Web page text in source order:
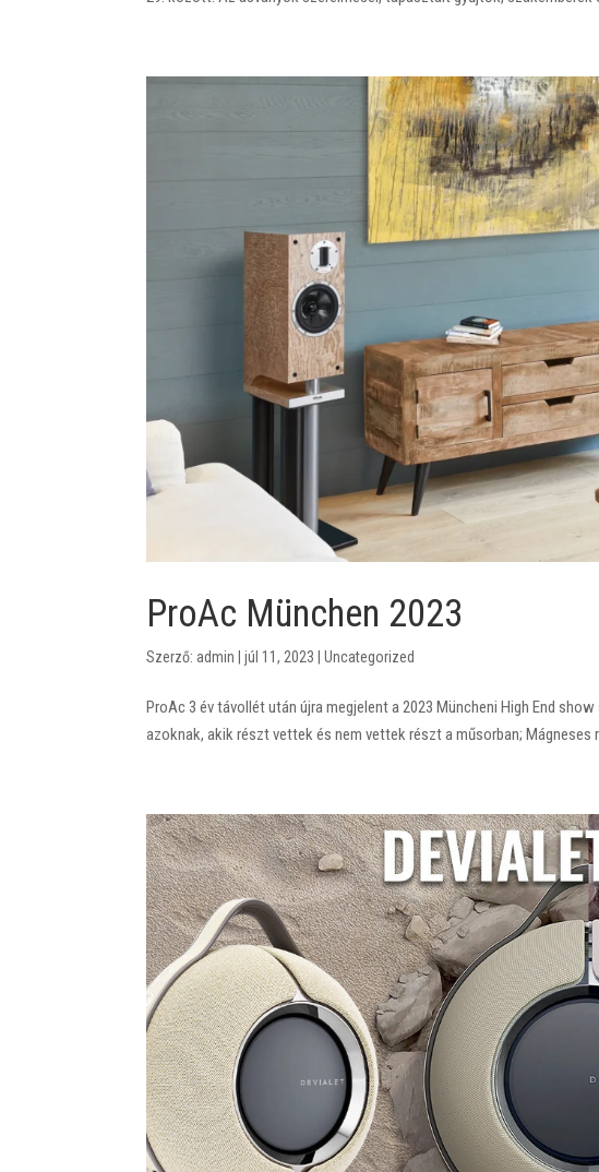
ProAc München 2023
Szerző: admin |júl 11, 2023 |Uncategorized
ProAc 3 év távollét után újra megjelent a 2023 Müncheni High End
azoknak, akik részt vettek és nem vettek részt a műsorban;